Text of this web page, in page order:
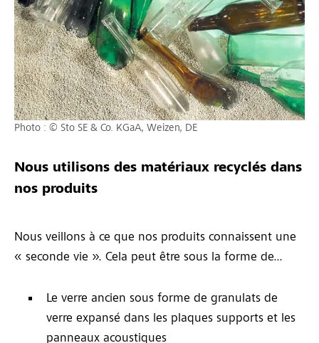
Nous utilisons des matériaux recyclés dans
nos produits
Nous veillons à ce que nos produits connaissent une
« seconde vie ». Cela peut être sous la forme de...
Le verre ancien sous forme de granulats de
verre expansé dans les plaques supports et les
panneaux acoustiques
Photo : © Sto SE & Co. KGaA, Weizen, DE